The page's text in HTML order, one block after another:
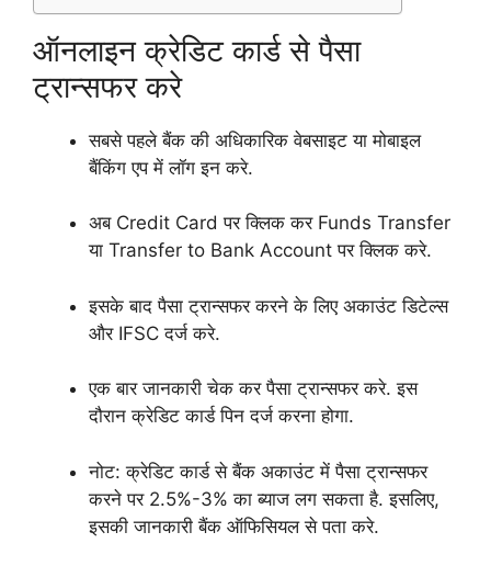
ऑनलाइन क्रेडिट कार्ड से पैसा
ट्रान्सफर करे
सबसे पहले बैंक की अधिकारिक वेबसाइट या मोबाइल
बैंकिंग एप में लॉग इन करे.
अब Credit Card पर क्लिक कर Funds Transfer
या Transfer to Bank Account पर क्लिक करे.
इसके बाद पैसा ट्रान्सफर करने के लिए अकाउंट डिटेल्स
और IFSC दर्ज करे.
एक बार जानकारी चेक कर पैसा ट्रान्सफर करे. इस
दौरान क्रेडिट कार्ड पिन दर्ज करना होगा.
नोट: क्रेडिट कार्ड से बैंक अकाउंट में पैसा ट्रान्सफर
करने पर 2.5%-3% का ब्याज लग सकता है. इसलिए,
इसकी जानकारी बैंक ऑफिसियल से पता करे.